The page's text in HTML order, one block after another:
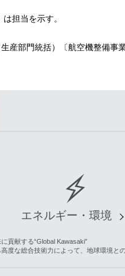
担当を示す。
産部門統括）〔航空機整備事
エネルギー・環境
貢献する“Global Kawasaki”
度な総合技術力によって、地球環境